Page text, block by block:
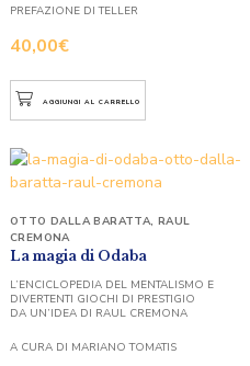
40,00€
PREFAZIONE DI TELLER
AGGIUNGI AL CARRELLO
La magia di Odaba
OTTO DALLA BARATTA,RAUL
CREMONA
L’ENCICLOPEDIA DEL MENTALISMO E
DIVERTENTI GIOCHI DI PRESTIGIO
DA UN’IDEA DI RAUL CREMONA
A CURA DI MARIANO TOMATIS